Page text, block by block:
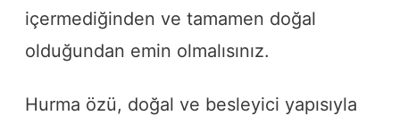
içermediğinden ve tamamen doğal
olduğundan emin olmalısınız.
Hurma özü, doğal ve besleyici yapısıyla